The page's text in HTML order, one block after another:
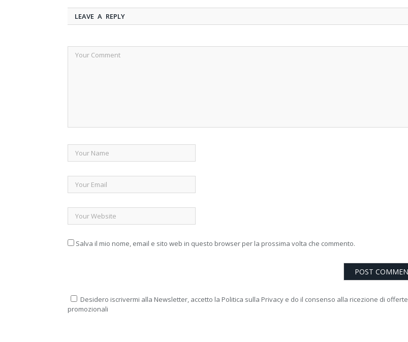
LEAVE A REPLY
Salva il mio nome, email e sito web in questo browser per la prossima volta che commento.
Desidero iscrivermi alla Newsletter, accetto la Politica sulla Privacy e do il consenso alla ricezione di offerte
promozionali